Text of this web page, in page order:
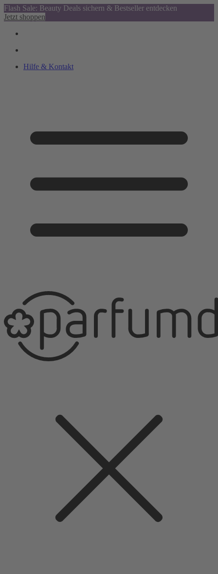
Flash Sale: Beauty Deals sichern & Bestseller entdecken
Jetzt shoppen
Hilfe & Kontakt